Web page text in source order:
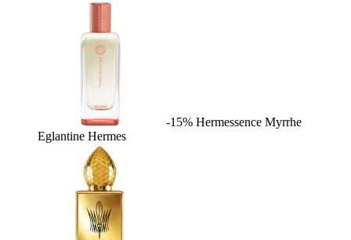
-15% Hermessence Myrrhe
Eglantine Hermes